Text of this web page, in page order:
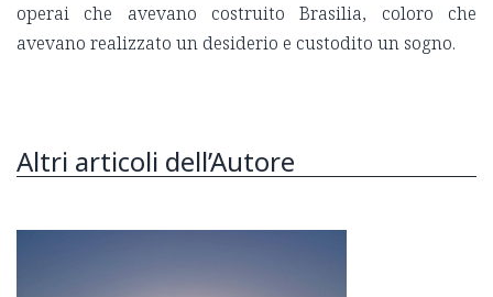
operai che avevano costruito Brasilia, coloro che
avevano realizzato un desiderio e custodito un sogno.
Altri articoli dell’Autore